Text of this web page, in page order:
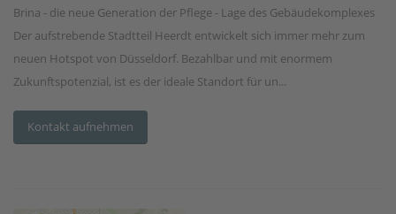
Brina - die neue Generation der Pflege - Lage des Gebäudekomplexes
Der aufstrebende Stadtteil Heerdt entwickelt sich immer mehr zum
neuen Hotspot von Düsseldorf. Bezahlbar und mit enormem
Zukunftspotenzial, ist es der ideale Standort für un...
Kontakt aufnehmen